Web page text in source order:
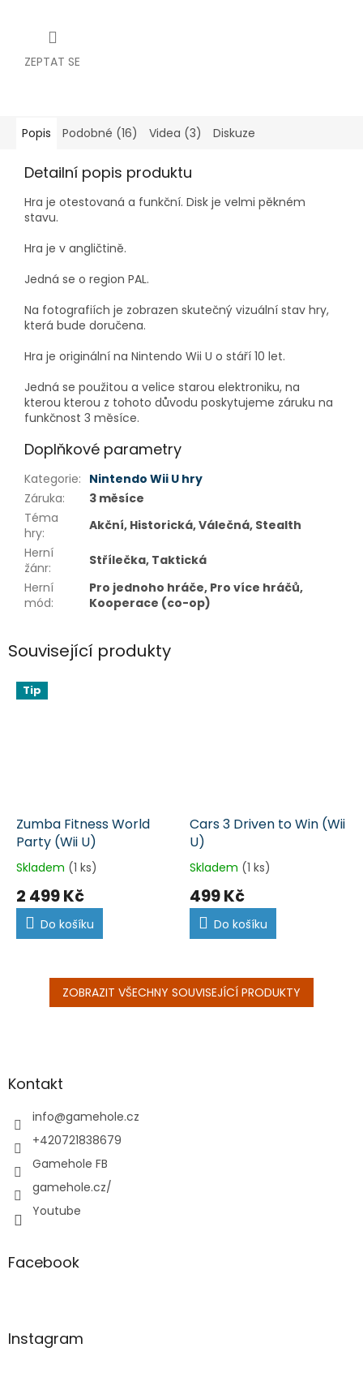
ZEPTAT SE
Popis Podobné (16) Videa (3) Diskuze
Detailní popis produktu
Hra je otestovaná a funkční. Disk je velmi pěkném
stavu.
Hra je v angličtině.
Jedná se o region PAL.
Na fotografiích je zobrazen skutečný vizuální stav hry,
která bude doručena.
Hra je originální na Nintendo Wii U o stáří 10 let.
Jedná se použitou a velice starou elektroniku, na
kterou kterou z tohoto důvodu poskytujeme záruku na
funkčnost 3 měsíce.
Doplňkové parametry
Kategorie: Nintendo Wii U hry
Záruka:
3 měsíce
Téma
hry:
Akční, Historická, Válečná, Stealth
Herní
žánr:
Střílečka, Taktická
Herní
mód:
Pro jednoho hráče, Pro více hráčů,
Kooperace (co-op)
Související produkty
Tip
Zumba Fitness World
Party (Wii U)
Skladem (1 ks)
2 499 Kč
Do košíku
Cars 3 Driven to Win (Wii
U)
Skladem (1 ks)
499 Kč
Do košíku
ZOBRAZIT VŠECHNY SOUVISEJÍCÍ PRODUKTY
aKontakt
info@gamehole.cz
+420721838679
Gamehole FB
gamehole.cz/
Youtube
Facebook
Instagram